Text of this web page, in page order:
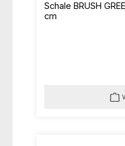
Schale BRUSH
cm